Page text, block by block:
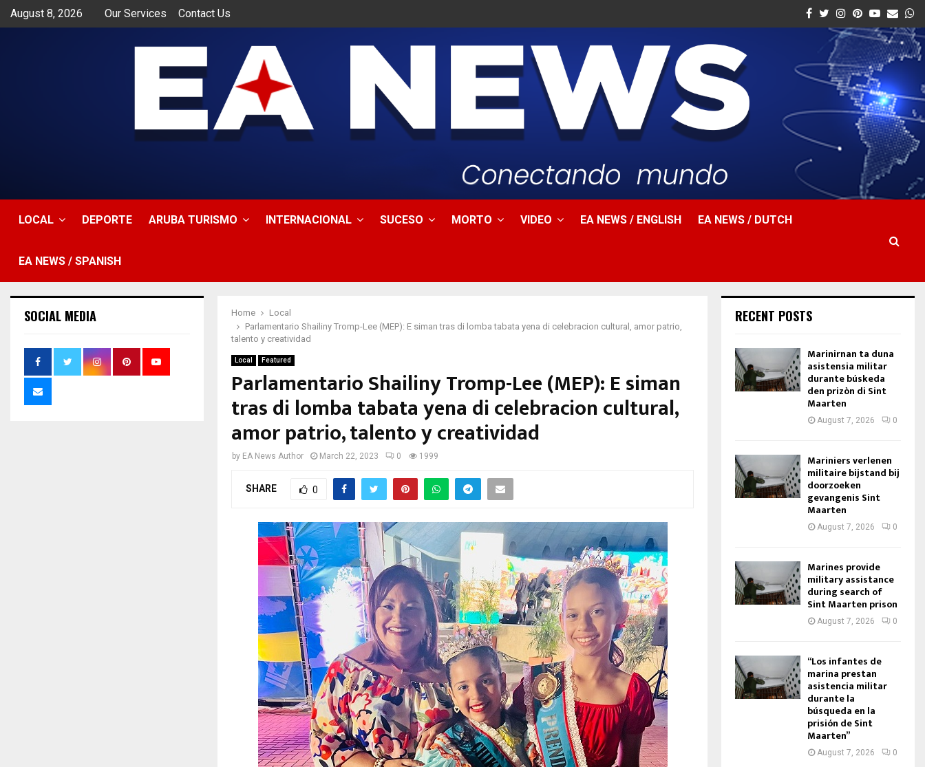
August 8, 2026 Our Services Contact Us Facebook
Twitter
Instagram
Pinterest
Youtube
Email
LOCAL DEPORTE ARUBA TURISMO INTERNACIONAL SUCESO MORTO VIDEO EA NEWS / ENGLISH EA NEWS / DUTCH
EA NEWS / SPANISH
Home
Local
Parlamentario Shailiny Tromp-Lee (MEP): E siman tras di lomba tabata yena di celebracion cultural, amor patrio,
talento y creatividad
Local Featured
Parlamentario Shailiny Tromp-Lee (MEP): E siman
tras di lomba tabata yena di celebracion cultural,
amor patrio, talento y creatividad
by EA News Author March 22, 2023 0 1999
SHARE 0
SOCIAL MEDIA RECENT POSTS
Marinirnan ta duna
asistensia militar
durante búskeda
den prizòn di Sint
Maarten
August 7, 2026 0
Mariniers verlenen
militaire bijstand bij
doorzoeken
gevangenis Sint
Maarten
August 7, 2026 0
Marines provide
military assistance
during search of
Sint Maarten prison
August 7, 2026 0
“Los infantes de
marina prestan
asistencia militar
durante la
búsqueda en la
prisión de Sint
Maarten”
August 7, 2026 0